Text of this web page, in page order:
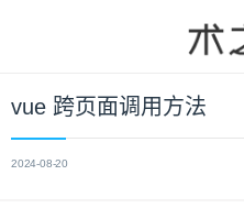
vue 跨页面调用方法
2024-08-20